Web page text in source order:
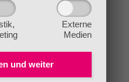
Externe
Medien
und weiter